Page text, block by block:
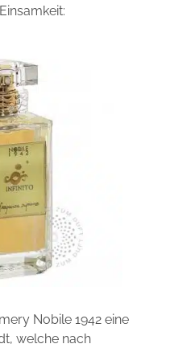
Nobile 1942 eine
welche nach